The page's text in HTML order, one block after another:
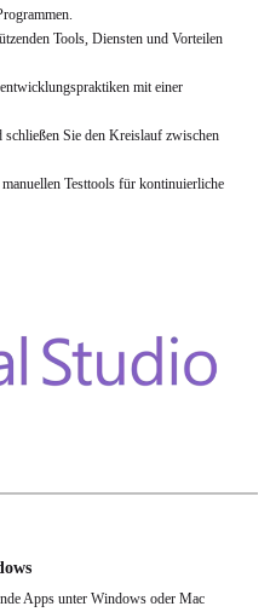
Tools, Diensten und Vorteilen
mit einer
Sie den Kreislauf zwischen
Testtools für kontinuierliche
Apps unter Windows oder Mac